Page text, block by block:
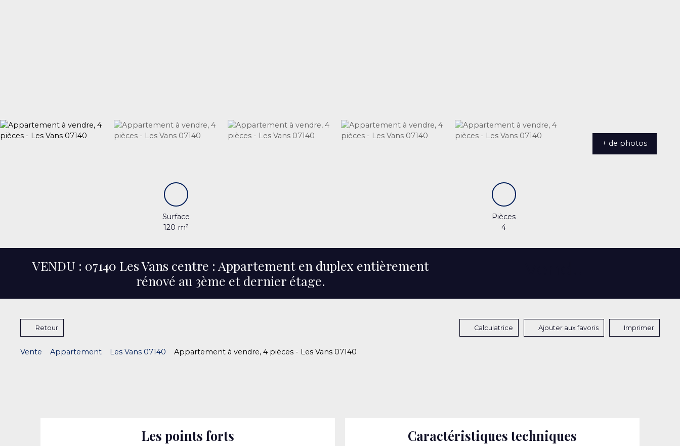
+ de photos
Surface
120 m²
Pièces
4
VENDU : 07140 Les Vans centre : Appartement en duplex entièrement
rénové au 3ème et dernier étage.
Retour Calculatrice Ajouter aux favoris Imprimer
Vente Appartement Les Vans 07140 Appartement à vendre, 4 pièces - Les Vans 07140
Les points forts Caractéristiques techniques